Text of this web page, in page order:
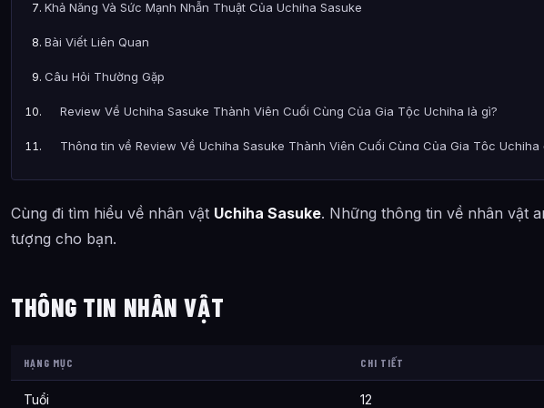
Khả Năng Và Sức Mạnh Nhẫn Thuật Của Uchiha Sasuke
Bài Viết Liên Quan
Câu Hỏi Thường Gặp
Review Về Uchiha Sasuke Thành Viên Cuối Cùng Của Gia Tộc Uchiha là gì?
Thông tin về Review Về Uchiha Sasuke Thành Viên Cuối Cùng Của Gia Tộc
Bài viết liên quan
Cùng đi tìm hiểu về nhân vật Uchiha Sasuke. Những thông tin về nhân vật
tượng cho bạn.
THÔNG TIN NHÂN VẬT
HẠNG MỤC CHI TIẾT
Tuổi 12